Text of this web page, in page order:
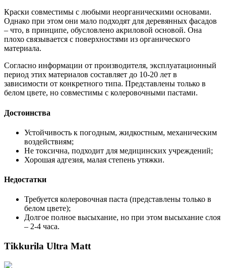
Краски совместимы с любыми неорганическими основами.
Однако при этом они мало подходят для деревянных фасадов
– что, в принципе, обусловлено акриловой основой. Она
плохо связывается с поверхностями из органического
материала.
Согласно информации от производителя, эксплуатационный
период этих материалов составляет до 10-20 лет в
зависимости от конкретного типа. Представлены только в
белом цвете, но совместимы с колеровочными пастами.
Достоинства
Устойчивость к погодным, жидкостным, механическим
воздействиям;
Не токсична, подходит для медицинских учреждений;
Хорошая адгезия, малая степень утяжки.
Недостатки
Требуется колеровочная паста (представлены только в
белом цвете);
Долгое полное высыхание, но при этом высыхание слоя
– 2-4 часа.
Tikkurila Ultra Matt